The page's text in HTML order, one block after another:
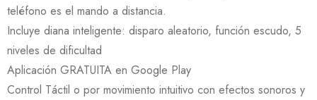
teléfono es el mando a distancia.
Incluye diana inteligente: disparo aleatorio, función escudo, 5
niveles de dificultad
Aplicación GRATUITA en Google Play
Control Táctil o por movimiento intuitivo con efectos sonoros y